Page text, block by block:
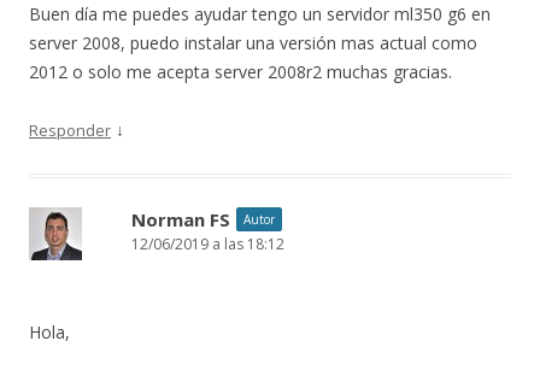
Buen día me puedes ayudar tengo un servidor ml350 g6 en
server 2008, puedo instalar una versión mas actual como
2012 o solo me acepta server 2008r2 muchas gracias.
Responder ↓
Norman FS Autor
12/06/2019 a las 18:12
Hola,